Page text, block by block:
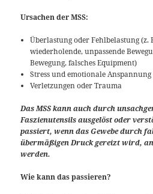
Ursachen der MSS:
Überlastung oder Fehlbelastung (z.
wiederholende, unpassende
Bewegung, falsches Equipment)
Stress und emotionale Anspannung
Verletzungen oder Trauma
Das MSS kann auch durch
Faszienutensils ausgelöst oder
passiert, wenn das Gewebe durch
übermäßigen Druck gereizt wird,
werden.
Wie kann das passieren?